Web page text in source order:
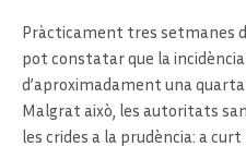
Pràcticament tres setmanes
pot constatar que la
d’aproximadament una
Malgrat això, les autoritats
les crides a la prudència: a